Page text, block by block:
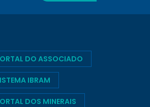
DO ASSOCIADO
IBRAM
DOS MINERAIS